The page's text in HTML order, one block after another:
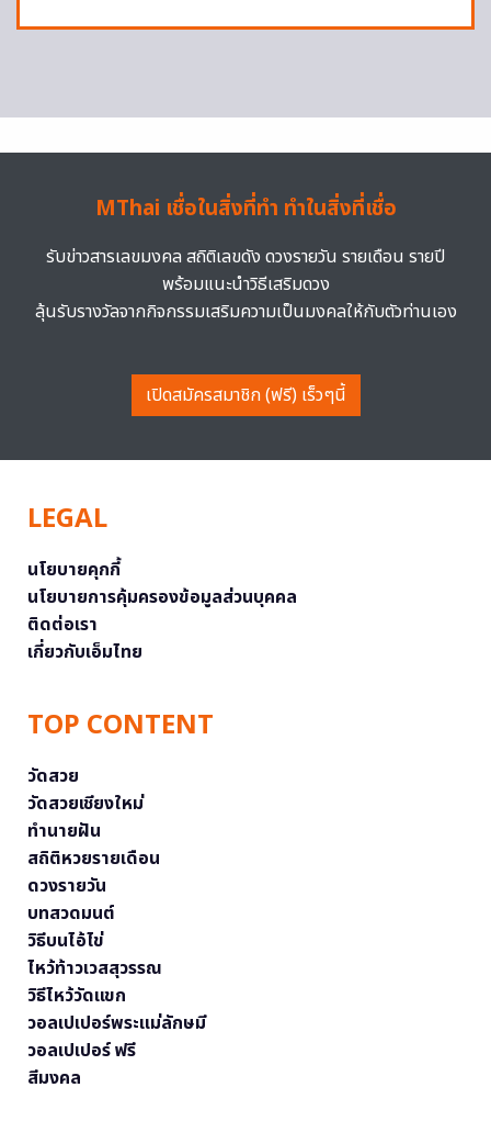
MThai เชื่อในสิ่งที่ทำ ทำในสิ่งที่เชื่อ
รับข่าวสารเลขมงคล สถิติเลขดัง ดวงรายวัน รายเดือน รายปี
พร้อมแนะนำวิธีเสริมดวง
ลุ้นรับรางวัลจากกิจกรรมเสริมความเป็นมงคลให้กับตัวท่านเอง
เปิดสมัครสมาชิก (ฟรี) เร็วๆนี้
LEGAL
นโยบายคุกกี้
นโยบายการคุ้มครองข้อมูลส่วนบุคคล
ติดต่อเรา
เกี่ยวกับเอ็มไทย
TOP CONTENT
วัดสวย
วัดสวยเชียงใหม่
ทำนายฝัน
สถิติหวยรายเดือน
ดวงรายวัน
บทสวดมนต์
วิธีบนไอ้ไข่
ไหว้ท้าวเวสสุวรรณ
วิธีไหว้วัดแขก
วอลเปเปอร์พระแม่ลักษมี
วอลเปเปอร์ ฟรี
สีมงคล